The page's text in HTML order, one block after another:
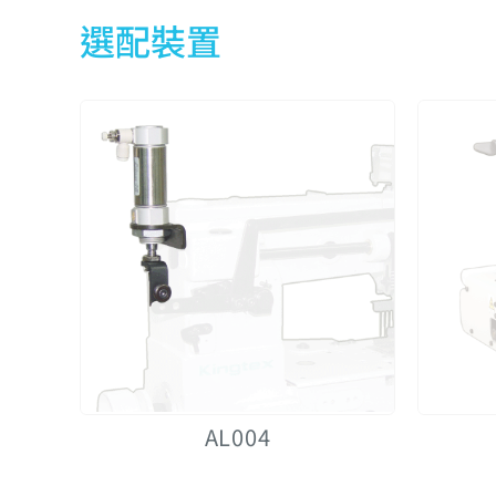
選配裝置
AL004